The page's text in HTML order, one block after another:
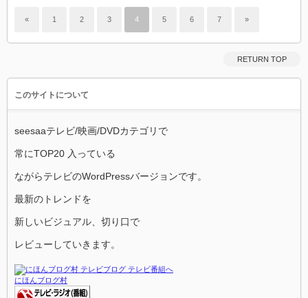
« 1 2 3 4 5 6 7 »
RETURN TOP
このサイトについて
seesaaテレビ/映画/DVDカテゴリで
常にTOP20 入っている
ながらテレビのWordPressバージョンです。
最新のトレンドを
新しいビジュアル、切り口で
レビューしていきます。
にほんブログ村